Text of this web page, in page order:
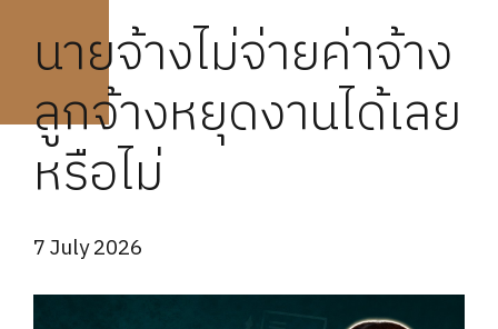
นายจ้างไม่จ่ายค่าจ้าง
ลูกจ้างหยุดงานได้เลย
หรือไม่
7 July 2026